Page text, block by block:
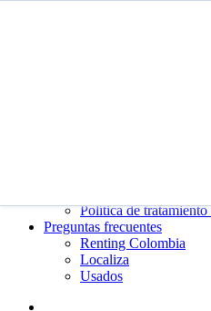
Todo sobre Renting
Política de tratamiento
Preguntas frecuentes
Renting Colombia
Localiza
Usados